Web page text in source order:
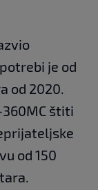
je od
od 2020.
360MC štiti
od 150